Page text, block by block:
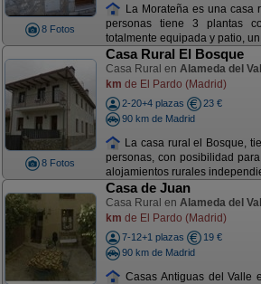
8 Fotos
La Morateña es una casa
personas tiene 3 plantas
totalmente equipada y patio, un
8 Fotos
Casa Rural El Bosque
Casa Rural en Alameda del
km de El Pardo (Madrid)
2-20+4 plazas
23 €
90 km de Madrid
La casa rural el Bosque,
personas, con posibilidad
alojamientos rurales
Casa de Juan
Casa Rural en Alameda del
km de El Pardo (Madrid)
7-12+1 plazas
19 €
90 km de Madrid
Casas Antiguas del Valle